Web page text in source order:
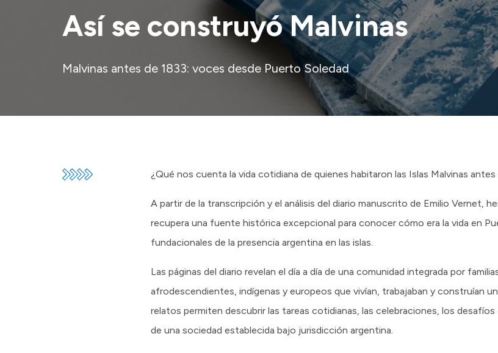
Así se construyó Malvinas
Malvinas antes de 1833: voces desde Puerto Soledad
¿Qué nos cuenta la vida cotidiana de quienes habitaron las Islas Malvinas
A partir de la transcripción y el análisis del diario manuscrito de Emilio Vernet,
recupera una fuente histórica excepcional para conocer cómo era la vida en
fundacionales de la presencia argentina en las islas.
Las páginas del diario revelan el día a día de una comunidad integrada por
afrodescendientes, indígenas y europeos que vivían, trabajaban y construían
relatos permiten descubrir las tareas cotidianas, las celebraciones, los
de una sociedad establecida bajo jurisdicción argentina.